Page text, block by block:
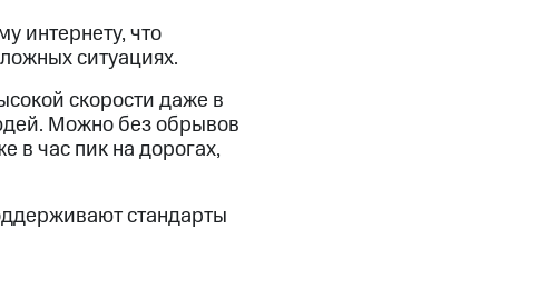
другого оператора Оплата
интернету, что
ситуациях.
скорости даже в
Можно без обрывов
в час пик на дорогах,
стандарты